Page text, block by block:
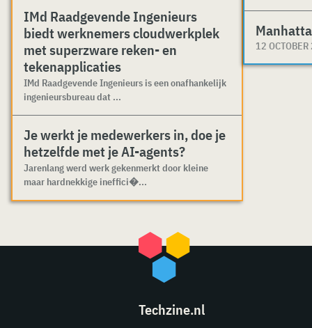
IMd Raadgevende Ingenieurs
biedt werknemers cloudwerkplek
met superzware reken- en
tekenapplicaties
IMd Raadgevende Ingenieurs is een onafhankelijk
ingenieursbureau dat ...
Je werkt je medewerkers in, doe je
hetzelfde met je AI-agents?
Jarenlang werd werk gekenmerkt door kleine
maar hardnekkige ineffici�...
12
Techzine.nl